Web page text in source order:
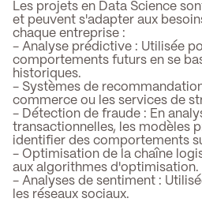
Les projets en Data Science
et peuvent s'adapter aux
chaque entreprise :
- Analyse prédictive : Utilisée
comportements futurs en se
historiques.
- Systèmes de
commerce ou les services de
- Détection de fraude : En
transactionnelles, les modèles
identifier des comportements
- Optimisation de la chaîne
aux algorithmes d'optimisation.
- Analyses de sentiment :
les réseaux sociaux.